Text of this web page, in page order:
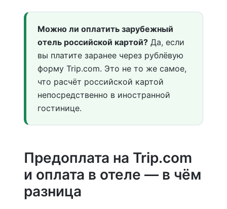
Можно ли оплатить зарубежный
отель российской картой? Да, если
вы платите заранее через рублёвую
форму Trip.com. Это не то же самое,
что расчёт российской картой
непосредственно в иностранной
гостинице.
Предоплата на Trip.com
и оплата в отеле — в чём
разница